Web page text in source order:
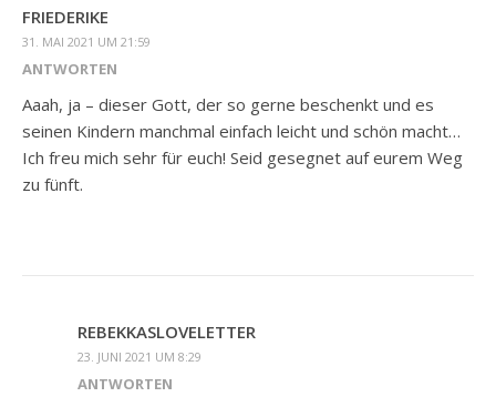
FRIEDERIKE
31. MAI 2021 UM 21:59
ANTWORTEN
Aaah, ja – dieser Gott, der so gerne beschenkt und es
seinen Kindern manchmal einfach leicht und schön macht…
Ich freu mich sehr für euch! Seid gesegnet auf eurem Weg
zu fünft.
REBEKKASLOVELETTER
23. JUNI 2021 UM 8:29
ANTWORTEN